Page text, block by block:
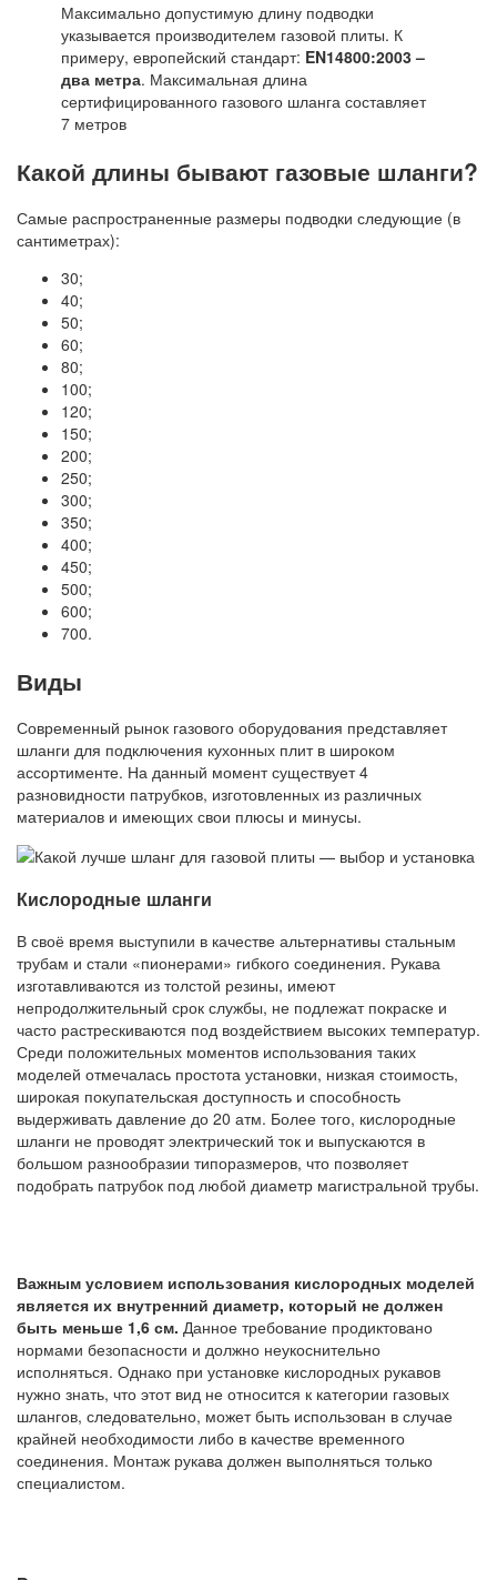
Максимально допустимую длину подводки
указывается производителем газовой плиты. К
примеру, европейский стандарт: EN14800:2003 –
два метра. Максимальная длина
сертифицированного газового шланга составляет
7 метров
Какой длины бывают газовые шланги?
Самые распространенные размеры подводки следующие (в
сантиметрах):
30;
40;
50;
60;
80;
100;
120;
150;
200;
250;
300;
350;
400;
450;
500;
600;
700.
Виды
Современный рынок газового оборудования представляет
шланги для подключения кухонных плит в широком
ассортименте. На данный момент существует 4
разновидности патрубков, изготовленных из различных
материалов и имеющих свои плюсы и минусы.
Кислородные шланги
В своё время выступили в качестве альтернативы стальным
трубам и стали «пионерами» гибкого соединения. Рукава
изготавливаются из толстой резины, имеют
непродолжительный срок службы, не подлежат покраске и
часто растрескиваются под воздействием высоких температур.
Среди положительных моментов использования таких
моделей отмечалась простота установки, низкая стоимость,
широкая покупательская доступность и способность
выдерживать давление до 20 атм. Более того, кислородные
шланги не проводят электрический ток и выпускаются в
большом разнообразии типоразмеров, что позволяет
подобрать патрубок под любой диаметр магистральной трубы.
Важным условием использования кислородных моделей
является их внутренний диаметр, который не должен
быть меньше 1,6 см. Данное требование продиктовано
нормами безопасности и должно неукоснительно
исполняться. Однако при установке кислородных рукавов
нужно знать, что этот вид не относится к категории газовых
шлангов, следовательно, может быть использован в случае
крайней необходимости либо в качестве временного
соединения. Монтаж рукава должен выполняться только
специалистом.